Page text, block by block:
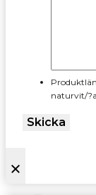
naturvit/
Skicka